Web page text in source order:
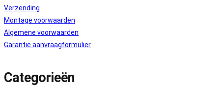
Verzending
Montage voorwaarden
Algemene voorwaarden
Garantie aanvraagformulier
Categorieën